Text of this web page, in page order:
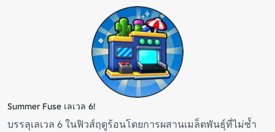
Summer Fuse เลเวล 6!
บรรลุเลเวล 6 ในฟิวส์ฤดูร้อนโดยการผสานเมล็ดพันธุ์ที่ไม่ซ้ำ